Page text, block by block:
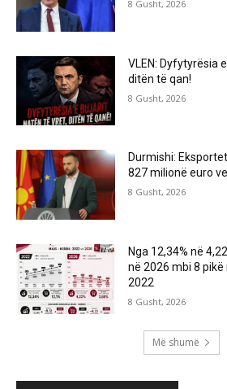
8 Gusht, 2026
VLEN: Dyfytyrësia
ditën të qan!
8 Gusht, 2026
Durmishi:
827 milionë euro
8 Gusht, 2026
Nga 12,34% në
në 2026 mbi 8
2022
8 Gusht, 2026
Më shumë